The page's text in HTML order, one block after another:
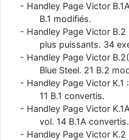
Handley Page Victor
B.1 modifiés.
Handley Page Victor
plus puissants. 34
Handley Page Victor
Blue Steel. 21 B.2
Handley Page Victor K.1
11 B.1 convertis.
Handley Page Victor
vol. 14 B.1A convertis.
Handley Page Victor